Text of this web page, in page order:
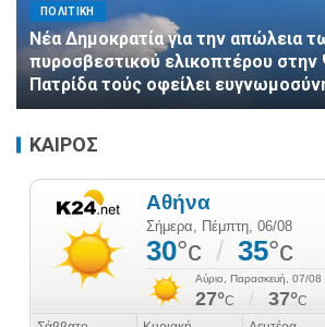
ΠΟΛΙΤΙΚΗ
Νέα Δημοκρατία για την απώλεια
πυροσβεστικού ελικοπτέρου στην
Πατρίδα τούς οφείλει
ΚΑΙΡΟΣ